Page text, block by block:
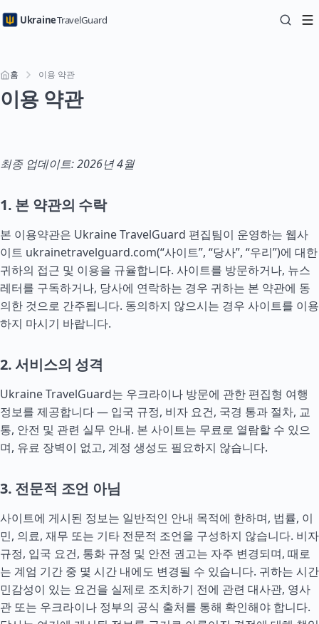
UkraineTravelGuard
홈 이용 약관
이용 약관
최종 업데이트: 2026년 4월
1. 본 약관의 수락
본 이용약관은 Ukraine TravelGuard 편집팀이 운영하는 웹사
이트 ukrainetravelguard.com(“사이트”, “당사”, “우리”)에 대한
귀하의 접근 및 이용을 규율합니다. 사이트를 방문하거나, 뉴스
레터를 구독하거나, 당사에 연락하는 경우 귀하는 본 약관에 동
의한 것으로 간주됩니다. 동의하지 않으시는 경우 사이트를 이용
하지 마시기 바랍니다.
2. 서비스의 성격
Ukraine TravelGuard는 우크라이나 방문에 관한 편집형 여행
정보를 제공합니다 — 입국 규정, 비자 요건, 국경 통과 절차, 교
통, 안전 및 관련 실무 안내. 본 사이트는 무료로 열람할 수 있으
며, 유료 장벽이 없고, 계정 생성도 필요하지 않습니다.
3. 전문적 조언 아님
사이트에 게시된 정보는 일반적인 안내 목적에 한하며, 법률, 이
민, 의료, 재무 또는 기타 전문적 조언을 구성하지 않습니다. 비자
규정, 입국 요건, 통화 규정 및 안전 권고는 자주 변경되며, 때로
는 계엄 기간 중 몇 시간 내에도 변경될 수 있습니다. 귀하는 시간
민감성이 있는 요건을 실제로 조치하기 전에 관련 대사관, 영사
관 또는 우크라이나 정부의 공식 출처를 통해 확인해야 합니다.